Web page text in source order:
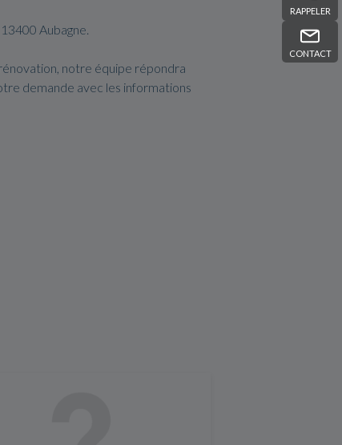
RAPPELER
CONTACT
Aubagne.
notre équipe répondra
demande avec les informations